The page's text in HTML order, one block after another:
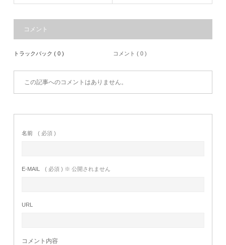
コメント
トラックバック ( 0 ) コメント ( 0 )
この記事へのコメントはありません。
名前 ( 必須 )
E-MAIL ( 必須 ) ※ 公開されません
URL
コメント内容